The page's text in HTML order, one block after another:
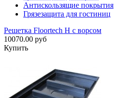
Антискользящие покрытия
Грязезащита для гостиниц
Решетка Floortech H с ворсом
10070.00 руб
Купить